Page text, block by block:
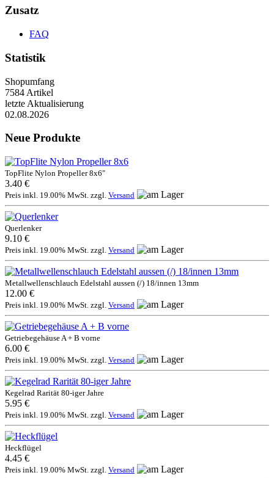
Zusatz
FAQ
Statistik
Shopumfang
7584 Artikel
letzte Aktualisierung
02.08.2026
Neue Produkte
TopFlite Nylon Propeller 8x6"
3.40 €
Preis inkl. 19.00% MwSt. zzgl. Versand
Querlenker
9.10 €
Preis inkl. 19.00% MwSt. zzgl. Versand
Metallwellenschlauch Edelstahl aussen (/) 18/innen 13mm
12.00 €
Preis inkl. 19.00% MwSt. zzgl. Versand
Getriebegehäuse A + B vorne
6.00 €
Preis inkl. 19.00% MwSt. zzgl. Versand
Kegelrad Rarität 80-iger Jahre
5.95 €
Preis inkl. 19.00% MwSt. zzgl. Versand
Heckflügel
4.45 €
Preis inkl. 19.00% MwSt. zzgl. Versand